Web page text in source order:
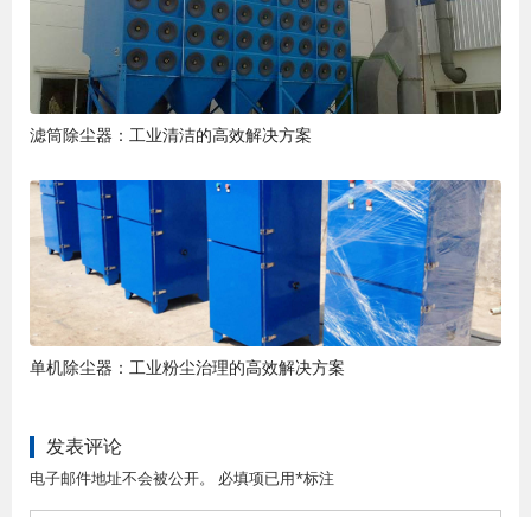
滤筒除尘器：工业清洁的高效解决方案
单机除尘器：工业粉尘治理的高效解决方案
发表评论
电子邮件地址不会被公开。 必填项已用*标注